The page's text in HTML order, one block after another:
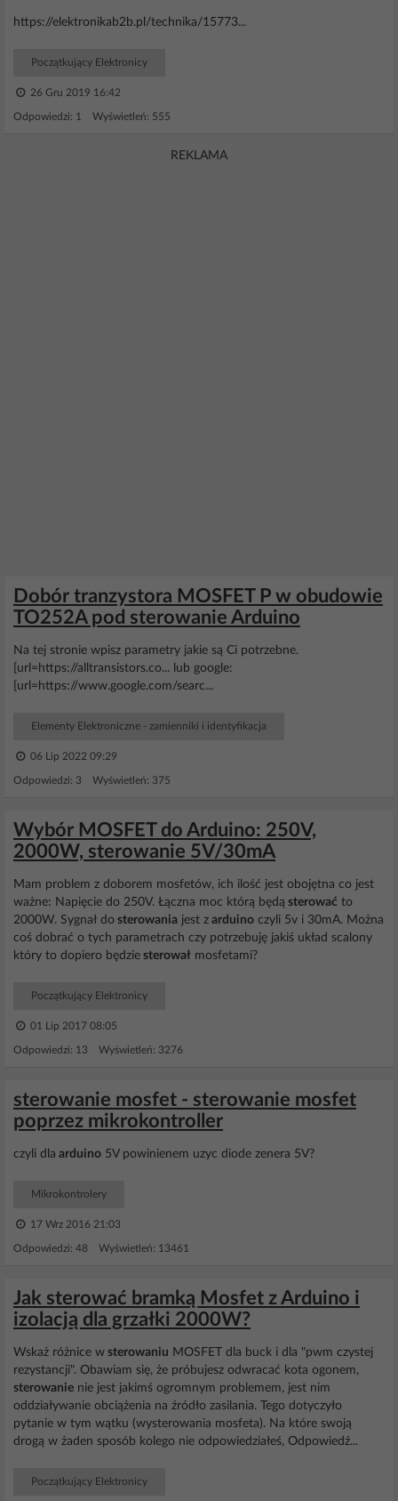
https://elektronikab2b.pl/technika/15773...
Początkujący Elektronicy
26 Gru 2019 16:42
Odpowiedzi: 1 Wyświetleń: 555
REKLAMA
Dobór tranzystora MOSFET P w obudowie
TO252A pod sterowanie Arduino
Na tej stronie wpisz parametry jakie są Ci potrzebne.
[url=https://alltransistors.co... lub google:
[url=https://www.google.com/searc...
Elementy Elektroniczne - zamienniki i identyfikacja
06 Lip 2022 09:29
Odpowiedzi: 3 Wyświetleń: 375
Wybór MOSFET do Arduino: 250V,
2000W, sterowanie 5V/30mA
Mam problem z doborem mosfetów, ich ilość jest obojętna co jest
ważne: Napięcie do 250V. Łączna moc którą będą sterować to
2000W. Sygnał do sterowania jest z arduino czyli 5v i 30mA. Można
coś dobrać o tych parametrach czy potrzebuję jakiś układ scalony
który to dopiero będzie sterował mosfetami?
Początkujący Elektronicy
01 Lip 2017 08:05
Odpowiedzi: 13 Wyświetleń: 3276
sterowanie mosfet - sterowanie mosfet
poprzez mikrokontroller
czyli dla arduino 5V powinienem uzyc diode zenera 5V?
Mikrokontrolery
17 Wrz 2016 21:03
Odpowiedzi: 48 Wyświetleń: 13461
Jak sterować bramką Mosfet z Arduino i
izolacją dla grzałki 2000W?
Wskaż różnice w sterowaniu MOSFET dla buck i dla "pwm czystej
rezystancji". Obawiam się, że próbujesz odwracać kota ogonem,
sterowanie nie jest jakimś ogromnym problemem, jest nim
oddziaływanie obciążenia na źródło zasilania. Tego dotyczyło
pytanie w tym wątku (wysterowania mosfeta). Na które swoją
drogą w żaden sposób kolego nie odpowiedziałeś, Odpowiedź...
Początkujący Elektronicy